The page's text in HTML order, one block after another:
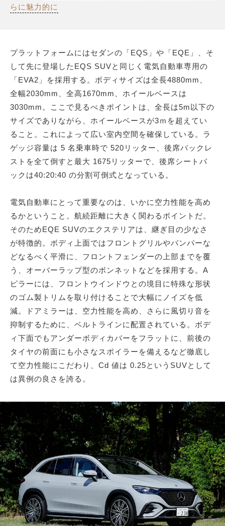
らに魅力的に
プラットフォームにはセダンの「EQS」や「EQE」、そ
して先に登場したEQS SUVと同じく電気自動車専用の
「EVA2」を採用する。ボディサイズは全長4880mm、
全幅2030mm、全高1670mm、ホイールベースは
3030mm。ここで見るべきポイントは、全長は5m以下の
サイズでありながら、ホイールベースが3ｍを超えてい
ること。これによって広い室内空間を確保している。ラ
ゲッジ容量は 5 名乗車時で 520リッター、後席バックレ
ストを全て倒すと最大 1675リッターで、後席シートバ
ックは40:20:40 の分割可倒式となっている。
電気自動車にとって重要なのは、いかに空力性能を高め
るかということ。航続距離に大きく関わるポイントだ。
そのためEQE SUVのエクステリアは、継ぎ目の少なさ
が特徴的。ボディ上面ではフロントグリルやバンパーな
どなるべく平滑に、フロントフェンダーの上部までを覆
う、オーバーラップ型のボンネットなどを採用する。A
ピラーには、フロントウインドウとの境目に特殊な形状
のゴム製トリムを取り付けることで大幅にノイズを低
減。ドアミラーは、空力性能を高め、さらに風切り音を
抑制するために、ベルトラインに配置されている。ボデ
ィ下面でもアンダーボディカバーをフラットに、前後の
タイヤの前面にも小さなスポイラーを備えるなど徹底し
て空力性能にこだわり、Cd 値は 0.25というSUVとして
は異例の良さを誇る。